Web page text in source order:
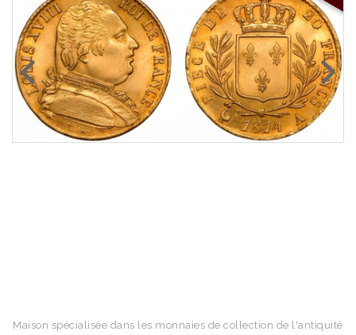
Maison spécialisée dans les monnaies de collection de l'antiquité